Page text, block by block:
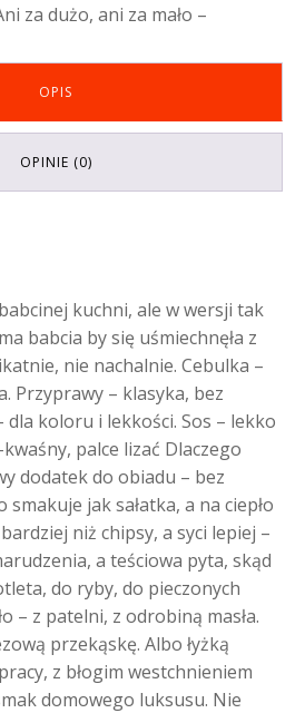
za dużo, ani za mało –
OPIS
OPINIE (0)
kuchni, ale w wersji tak
babcia by się uśmiechnęła z
nie nachalnie. Cebulka –
Przyprawy – klasyka, bez
dla koloru i lekkości. Sos – lekko
palce lizać Dlaczego
dodatek do obiadu – bez
jak sałatka, a na ciepło
niż chipsy, a syci lepiej –
a teściowa pyta, skąd
do ryby, do pieczonych
– z patelni, z odrobiną masła.
przekąskę. Albo łyżką
z błogim westchnieniem
domowego luksusu. Nie